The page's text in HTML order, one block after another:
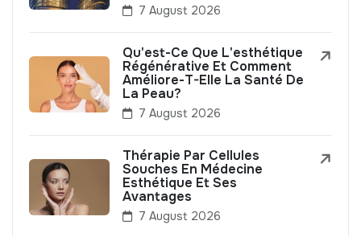
7 August 2026
Qu'est-Ce Que L'esthétique
Régénérative Et Comment
Améliore-T-Elle La Santé De
La Peau?
7 August 2026
Thérapie Par Cellules
Souches En Médecine
Esthétique Et Ses
Avantages
7 August 2026